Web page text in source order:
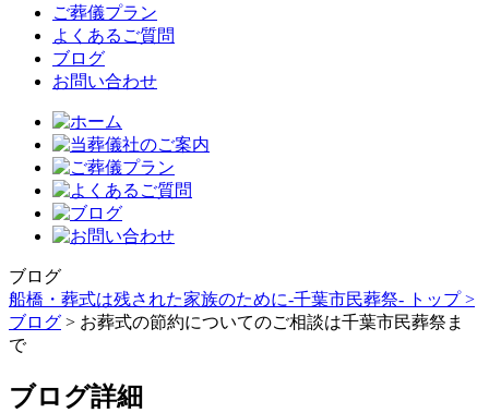
ご葬儀プラン
よくあるご質問
ブログ
お問い合わせ
ブログ
船橋・葬式は残された家族のために-千葉市民葬祭- トップ >
ブログ > お葬式の節約についてのご相談は千葉市民葬祭ま
で
ブログ詳細